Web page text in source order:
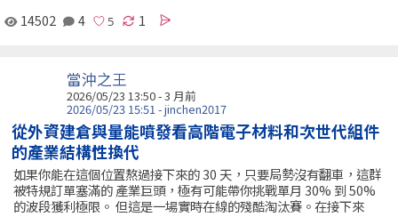
14502
4 1
當沖之王
2026/05/23 13:50 - 3 月前
2026/05/23 15:51 - jinchen2017
從外資建倉與量能噴發看高階電子材料和次世代組件
的產業結構性換代
如果你能在這個位置熬過接下來的 30 天，只要局勢沒有翻車，這群
被特規訂單塞滿的 產業巨頭，極有可能帶你挑戰單月 30% 到 50%
的波段獲利極限。 但這是一場實時在線的殘酷淘汰賽。在接下來